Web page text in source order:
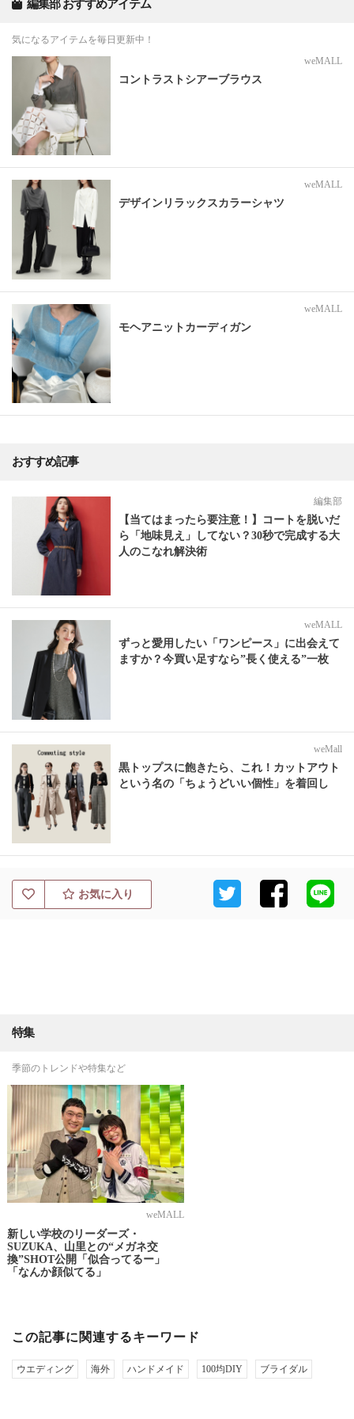
編集部 おすすめアイテム
気になるアイテムを毎日更新中！
weMALL
コントラストシアーブラウス
weMALL
デザインリラックスカラーシャツ
weMALL
モヘアニットカーディガン
おすすめ記事
編集部
【当てはまったら要注意！】コートを脱いだ
ら「地味見え」してない？30秒で完成する大
人のこなれ解決術
weMALL
ずっと愛用したい「ワンピース」に出会えて
ますか？今買い足すなら”長く使える”一枚
weMall
黒トップスに飽きたら、これ！カットアウト
という名の「ちょうどいい個性」を着回し
お気に入り
特集
季節のトレンドや特集など
weMALL
新しい学校のリーダーズ・
SUZUKA、山里との“メガネ交
換”SHOT公開「似合ってるー」
「なんか顔似てる」
この記事に関連するキーワード
ウエディング 海外 ハンドメイド 100均DIY ブライダル